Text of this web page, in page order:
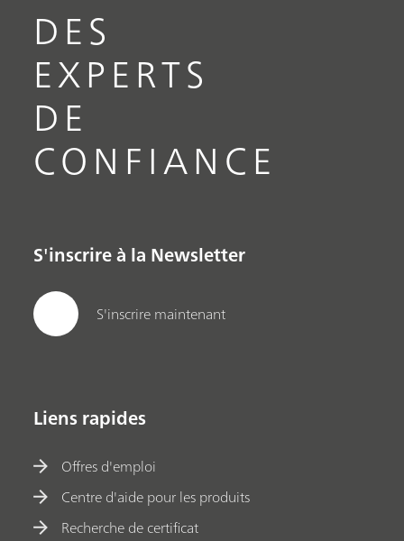
DES
EXPERTS
DE
CONFIANCE
S'inscrire à la Newsletter
S'inscrire maintenant
Liens rapides
Offres d'emploi
Centre d'aide pour les produits
Recherche de certificat